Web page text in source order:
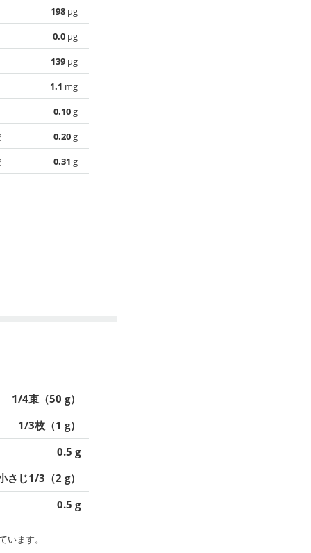
198 µg
0.0 µg
139 µg
1.1 mg
0.10g
0.20g
0.31 g
1/4束（50 g）
1/3枚（1 g）
0.5 g
さじ1/3（2 g）
0.5 g
ます。